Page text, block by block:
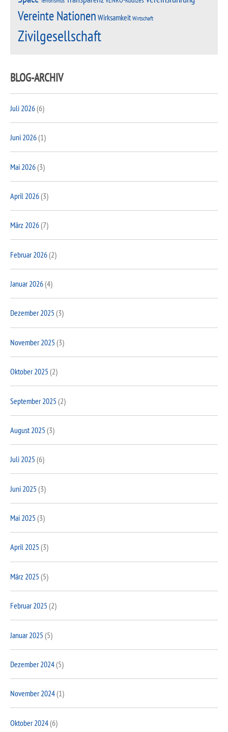
Vereinte Nationen Wirksamkeit Wirtschaft
Zivilgesellschaft
BLOG-ARCHIV
Juli 2026(6)
Juni 2026(1)
Mai 2026(3)
April 2026(3)
März 2026(7)
Februar 2026(2)
Januar 2026(4)
Dezember 2025 (3)
November 2025 (3)
Oktober 2025 (2)
September 2025 (2)
August 2025 (3)
Juli 2025 (6)
Juni 2025 (3)
Mai 2025 (3)
April 2025 (3)
März 2025 (5)
Februar 2025 (2)
Januar 2025 (5)
Dezember 2024(5)
November 2024(1)
Oktober 2024(6)